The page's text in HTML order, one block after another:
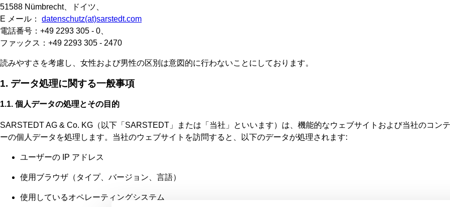
51588 Nümbrecht、ドイツ、
E メール： datenschutz(at)sarstedt.com
電話番号：+49 2293 305 - 0、
ファックス：+49 2293 305 - 2470
読みやすさを考慮し、女性および男性の区別は意図的に行わないことにしております。
1. データ処理に関する一般事項
1.1. 個人データの処理とその目的
SARSTEDT AG & Co. KG（以下「SARSTEDT」または「当社」といいます）は、機能的なウェブサイトおよび当社のコン
ーの個人データを処理します。当社のウェブサイトを訪問すると、以下のデータが処理されます:
ユーザーの IP アドレス
使用ブラウザ（タイプ、バージョン、言語）
使用しているオペレーティングシステム